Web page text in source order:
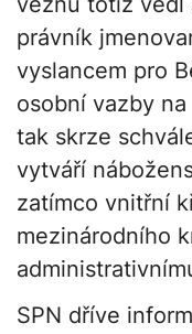
právník
vyslancem pro
osobní vazby
tak skrze
vytváří
zatímco vnitřní
mezinárodního
SPN dříve